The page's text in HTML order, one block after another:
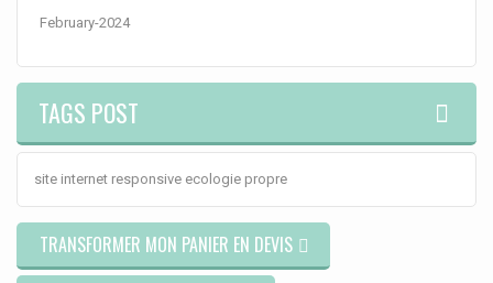
February-2024
TAGS POST
site internet responsive ecologie propre
TRANSFORMER MON PANIER EN DEVIS